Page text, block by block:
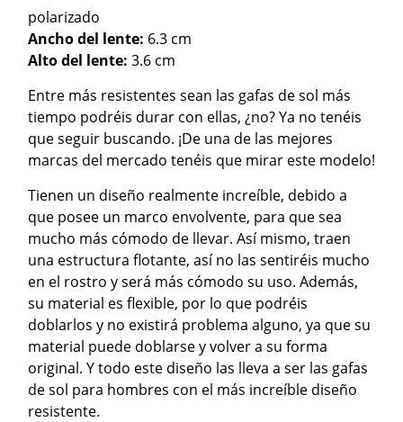
polarizado
Ancho del lente: 6.3 cm
Alto del lente:3.6 cm
Entre más resistentes sean las gafas de sol más
tiempo podréis durar con ellas, ¿no? Ya no tenéis
que seguir buscando. ¡De una de las mejores
marcas del mercado tenéis que mirar este modelo!
Tienen un diseño realmente increíble, debido a
que posee un marco envolvente, para que sea
mucho más cómodo de llevar. Así mismo, traen
una estructura flotante, así no las sentiréis mucho
en el rostro y será más cómodo su uso. Además,
su material es flexible, por lo que podréis
doblarlos y no existirá problema alguno, ya que su
material puede doblarse y volver a su forma
original. Y todo este diseño las lleva a ser las gafas
de sol para hombres con el más increíble diseño
resistente.